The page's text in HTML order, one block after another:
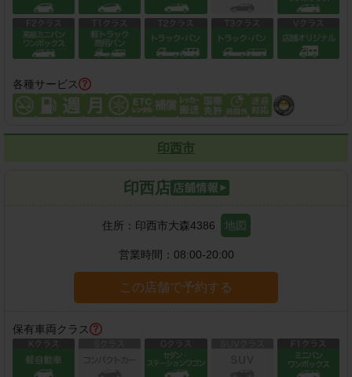
各種サービス
印西市
印西店
住所： 印西市大森4386 地図
営業時間： 08:00-20:00
この店舗で予約する
保有車両クラス